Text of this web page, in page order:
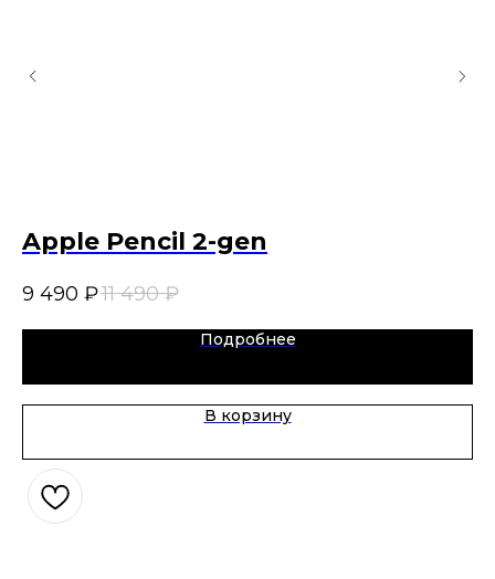
Apple Pencil 2-gen
9 490 ₽11 490 ₽
Подробнее
В корзину